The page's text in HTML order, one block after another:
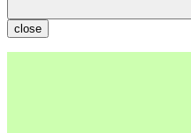
close